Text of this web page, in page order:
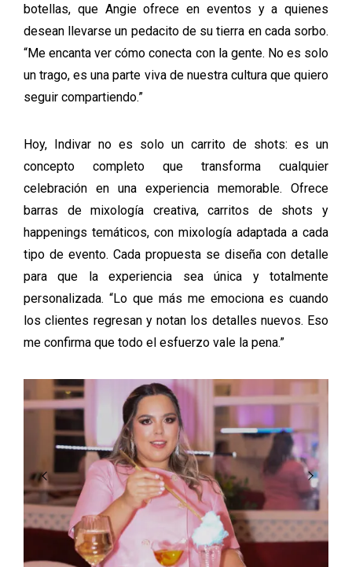
botellas, que Angie ofrece en eventos y a quienes
desean llevarse un pedacito de su tierra en cada sorbo.
“Me encanta ver cómo conecta con la gente. No es solo
un trago, es una parte viva de nuestra cultura que quiero
seguir compartiendo.”
Hoy, Indivar no es solo un carrito de shots: es un
concepto completo que transforma cualquier
celebración en una experiencia memorable. Ofrece
barras de mixología creativa, carritos de shots y
happenings temáticos, con mixología adaptada a cada
tipo de evento. Cada propuesta se diseña con detalle
para que la experiencia sea única y totalmente
personalizada. “Lo que más me emociona es cuando
los clientes regresan y notan los detalles nuevos. Eso
me confirma que todo el esfuerzo vale la pena.”